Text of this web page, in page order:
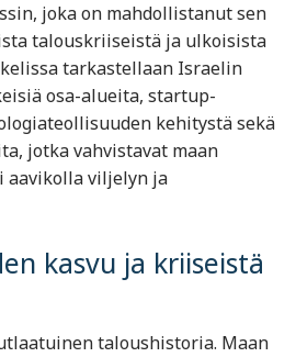
joka on mahdollistanut sen
talouskriiseistä ja ulkoisista
tarkastellaan Israelin
osa-alueita, startup-
kehitystä sekä
jotka vahvistavat maan
aavikolla viljelyn ja
kasvu ja kriiseistä
taloushistoria. Maan